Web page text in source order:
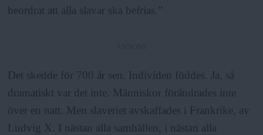
beordrat att alla slavar ska befrias.”
Det skedde för 700 år sen. Individen föddes. Ja, så
dramatiskt var det inte. Människor förändrades inte
över en natt. Men slaveriet avskaffades i Frankrike, av
Ludvig X. I nästan alla samhällen, i nästan alla